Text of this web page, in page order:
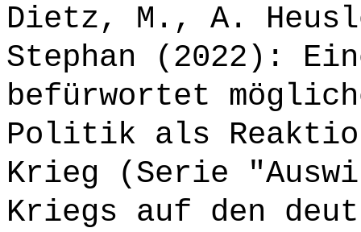
Dietz, M., A.
Stephan (2022):
befürwortet
Politik als
Krieg (Serie
Kriegs auf den